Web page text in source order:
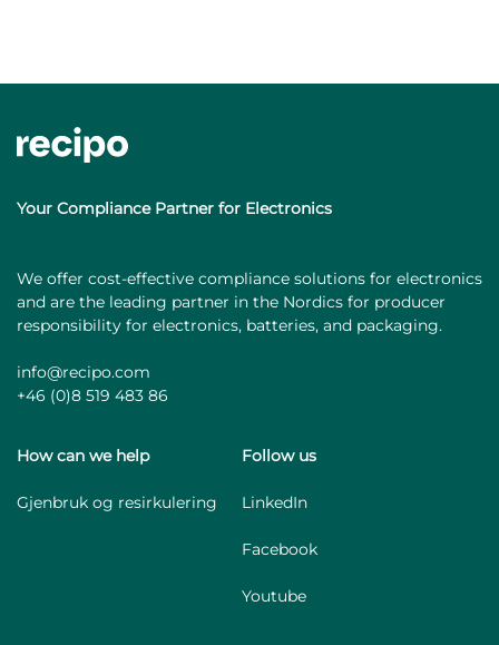
Your Compliance Partner for Electronics
We offer cost-effective compliance solutions for electronics
and are the leading partner in the Nordics for producer
responsibility for electronics, batteries, and packaging.
info@recipo.com
+46 (0)8 519 483 86
How can we help
Gjenbruk og resirkulering
Follow us
LinkedIn
Facebook
Youtube